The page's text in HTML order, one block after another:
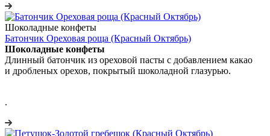
Шоколадные конфеты
Батончик Ореховая роща (Красный Октябрь)
Шоколадные конфеты
Длинный батончик из ореховой пасты с добавлением какао
и дробленых орехов, покрытый шоколадной глазурью.
.